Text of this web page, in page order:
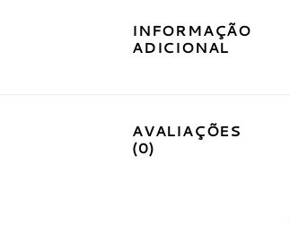
INFORMAÇÃO
ADICIONAL
AVALIAÇÕES
(0)